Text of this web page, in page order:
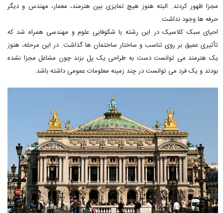
مجزا ظهور کردند. البته هنوز هیچ تمایزی بین هنرمند، معمار، مهندس و دیگر
حرفه ها وجود نداشت.
احیای سبک کلاسیک در این رشته با شکوفایی علوم و مهندسی همراه شد که
تأثیری عمیق بر روی تناسب و ساختار ساختمان ها گذاشت. در این مرحله، هنوز
یک هنرمند می توانست دست به طراحی یک پل بزند چون مشاغل مجزا نشده
بودند و یک فرد می توانست در چند زمینه معلومات عمومی داشته باشد.